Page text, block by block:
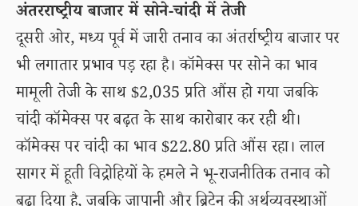
अंतरराष्ट्रीय बाजार में सोने-चांदी में तेजी
दूसरी ओर, मध्य पूर्व में जारी तनाव का अंतर्राष्ट्रीय बाजार पर
भी लगातार प्रभाव पड़ रहा है। कॉमेक्स पर सोने का भाव
मामूली तेजी के साथ $2,035 प्रति औंस हो गया जबकि
चांदी कॉमेक्स पर बढ़त के साथ कारोबार कर रही थी।
कॉमेक्स पर चांदी का भाव $22.80 प्रति औंस रहा। लाल
सागर में हूती विद्रोहियों के हमले ने भू-राजनीतिक तनाव को